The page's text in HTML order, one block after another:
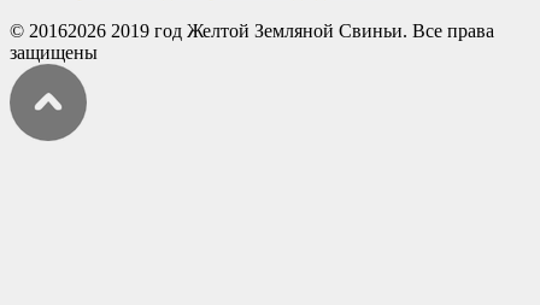
© 20162026 2019 год Желтой Земляной Свиньи. Все права
защищены